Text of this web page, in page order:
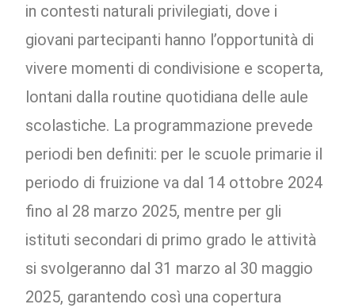
in contesti naturali privilegiati, dove i
giovani partecipanti hanno l’opportunità di
vivere momenti di condivisione e scoperta,
lontani dalla routine quotidiana delle aule
scolastiche. La programmazione prevede
periodi ben definiti: per le scuole primarie il
periodo di fruizione va dal 14 ottobre 2024
fino al 28 marzo 2025, mentre per gli
istituti secondari di primo grado le attività
si svolgeranno dal 31 marzo al 30 maggio
2025, garantendo così una copertura